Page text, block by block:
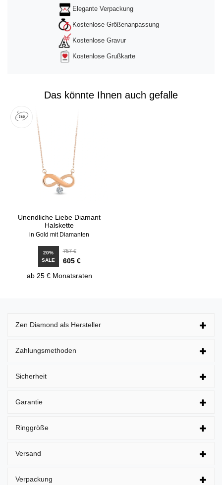
Elegante Verpackung
Kostenlose Größenanpassung
Kostenlose Gravur
Kostenlose Grußkarte
Das könnte Ihnen auch gefalle
Unendliche Liebe Diamant
Halskette
in Gold mit Diamanten
20%
SALE
757 €
605 €
ab 25 € Monatsraten
Zen Diamond als Hersteller
Zahlungsmethoden
Sicherheit
Garantie
Ringgröße
Versand
Verpackung